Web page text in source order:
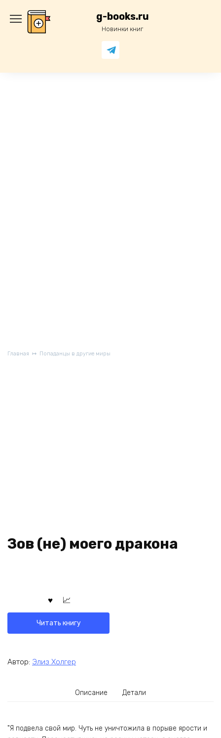
содержанию
g-books.ru
Новинки книг
Главная Попаданцы в другие миры
Зов (не) моего дракона
Читать книгу
Автор: Элиз Холгер
Описание Детали
"Я подвела свой мир. Чуть не уничтожила в порыве ярости и